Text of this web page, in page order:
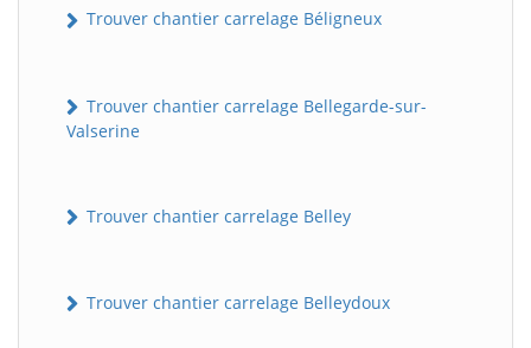
Trouver chantier carrelage Béligneux
Trouver chantier carrelage Bellegarde-sur-
Valserine
Trouver chantier carrelage Belley
Trouver chantier carrelage Belleydoux